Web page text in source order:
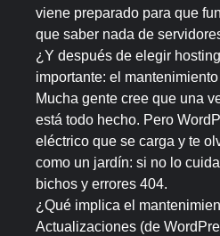
viene preparado para que
que saber nada de
¿Y después de elegir
importante: el
Mucha gente cree que una
está todo hecho. Pero
eléctrico que se carga y te
como un jardín: si no lo
bichos y errores 404.
¿Qué implica el
Actualizaciones (de